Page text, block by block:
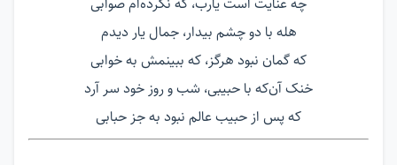
هله با دو چشم بیدار، جمال یار دیدم
که گمان نبود هرگز، که ببینمش به خوابی
خنک آن‌که با حبیبی، شب و روز خود سر آرد
که پس از حبیب عالم نبود به جز حبابی